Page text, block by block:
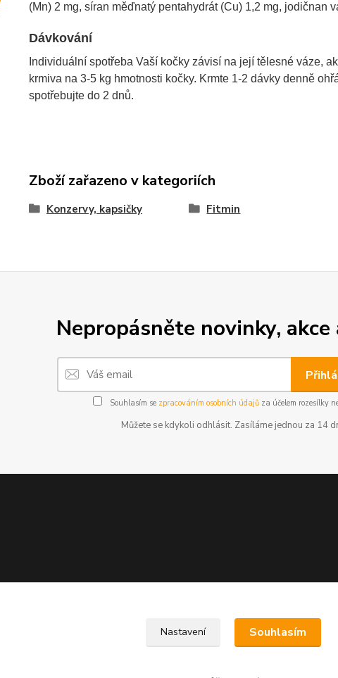
(Mn) 2 mg, síran měďnatý pentahydrát (Cu) 1,2 mg, jodičnan
Dávkování
Individuální spotřeba Vaší kočky závisí na její tělesné váze,
krmiva na 3-5 kg hmotnosti kočky. Krmte 1-2 dávky denně
spotřebujte do 2 dnů.
Zboží zařazeno v kategoriích
Konzervy, kapsičky Fitmin
Nepropásněte novinky, akce
Souhlasím se zpracováním osobních údajůza účelem rozesílky
Můžete se kdykoli odhlásit. Zasíláme jednou za 14
Nastavení Souhlasím